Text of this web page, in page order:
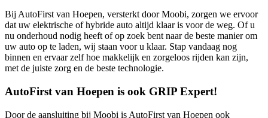
Bij AutoFirst van Hoepen, versterkt door Moobi, zorgen we ervoor
dat uw elektrische of hybride auto altijd klaar is voor de weg. Of u
nu onderhoud nodig heeft of op zoek bent naar de beste manier om
uw auto op te laden, wij staan voor u klaar. Stap vandaag nog
binnen en ervaar zelf hoe makkelijk en zorgeloos rijden kan zijn,
met de juiste zorg en de beste technologie.
AutoFirst van Hoepen is ook GRIP Expert!
Door de aansluiting bij Moobi is AutoFirst van Hoepen ook